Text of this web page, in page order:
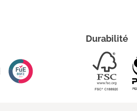
Durabilité